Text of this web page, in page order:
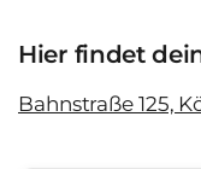
Hier findet
Bahnstraße 125,